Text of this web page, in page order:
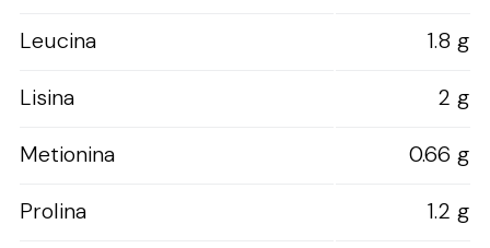
Leucina
1.8 g
Lisina
2 g
Metionina
0.66 g
Prolina
1.2 g